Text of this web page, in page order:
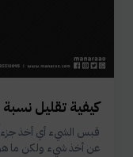
كيفية تقليل نسبة
قبس الشيء أي أخذ
عن أخذ شيء ولكن ما